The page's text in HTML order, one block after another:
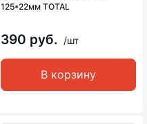
125*22мм TOTAL
390 руб. /шт
В корзину